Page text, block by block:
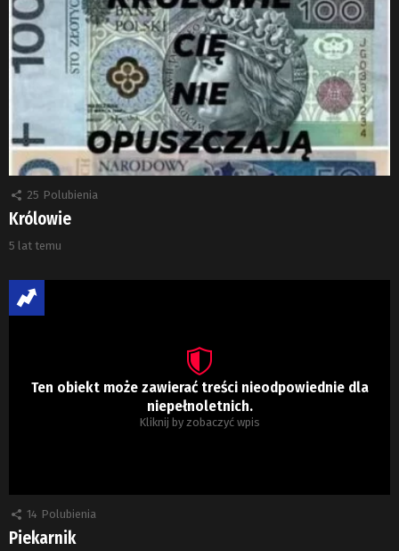
25 Polubienia
Królowie
5 lat temu
Ten obiekt może zawierać treści nieodpowiednie dla
niepełnoletnich.
Kliknij by zobaczyć wpis
14 Polubienia
Piekarnik